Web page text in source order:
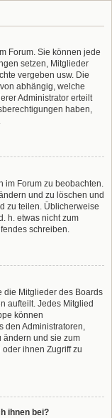
Forum. Sie können jede
setzen, Mitglieder
vergeben usw. Die
abhängig, welche
Administrator erteilt
haben,
im Forum zu beobachten.
und zu löschen und
zu teilen. Üblicherweise
h. etwas nicht zum
schreiben.
die Mitglieder des Boards
aufteilt. Jedes Mitglied
können
den Administratoren,
ändern und sie zum
ihnen Zugriff zu
ihnen bei?